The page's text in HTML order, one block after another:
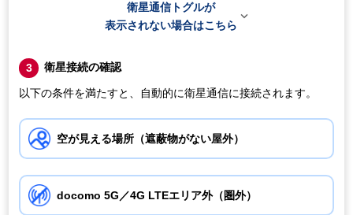
衛星通信トグルが
表示されない場合はこちら

3 衛星接続の確認
以下の条件を満たすと、自動的に衛星通信に接続されます。
空が見える場所（遮蔽物がない屋外）
docomo 5G／4G LTEエリア外（圏外）